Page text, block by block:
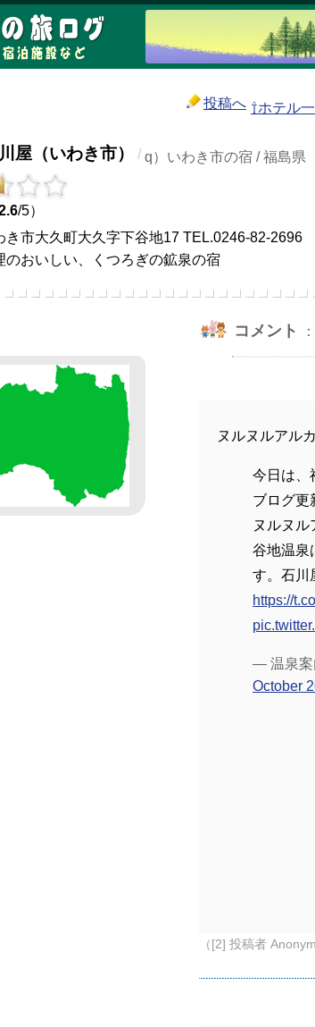
投稿へ ⇧ホテル
屋（いわき市） / q）いわき市の宿 / 福島県
/5）
き市大久町大久字下谷地17 TEL.0246-82-2696
のおいしい、くつろぎの鉱泉の宿
コメント
ヌルヌルアル
今日は、
ブログ更
ヌルヌル
谷地温泉
す。石川
https://
— 温泉案
October
（[2] 投稿者